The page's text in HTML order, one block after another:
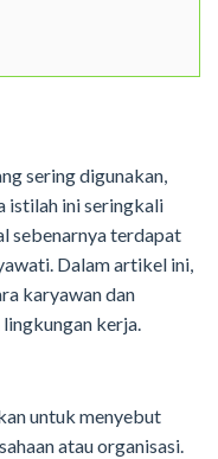
sering digunakan,
istilah ini seringkali
sebenarnya terdapat
Dalam artikel ini,
karyawan dan
kerja.
untuk menyebut
atau organisasi.